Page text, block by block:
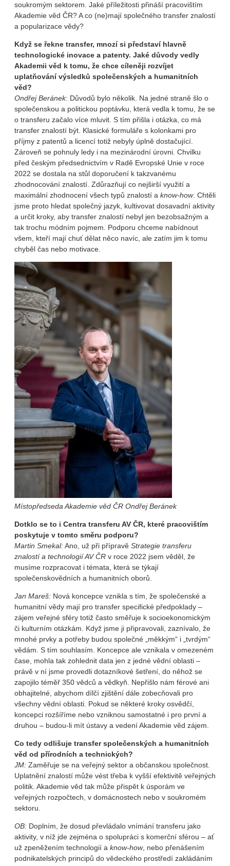
soukromým sektorem. Jaké příležitosti přináší pracovištím
Akademie věd ČR? A co (ne)mají společného transfer znalostí
a popularizace vědy?
Když se řekne transfer, mnozí si představí hlavně
technologické inovace a patenty. Jaké důvody vedly
Akademii věd k tomu, že chce cíleněji rozvíjet
uplatňování výsledků společenských a humanitních
věd?
Ondřej Beránek: Důvodů bylo několik. Na jedné straně šlo o
společenskou a politickou poptávku, která vedla k tomu, že se
o transferu začalo více mluvit. S tím přišla i otázka, co má
transfer znalostí být. Klasické formuláře s kolonkami pro
příjmy z patentů a licencí totiž nebyly úplně dostačující.
Zároveň se pohnuly ledy i na mezinárodní úrovni. Chvilku
před českým předsednictvím v Radě Evropské Unie v roce
2022 se dostala na stůl doporučení k takzvanému
zhodnocování znalostí. Zdůrazňují co nejširší využití a
maximální zhodnocení všech typů znalostí a know-how. Chtěli
jsme proto hledat společný jazyk, kultivovat dosavadní aktivity
a určit kroky, aby transfer znalostí nebyl jen bezobsažným a
tak trochu módním pojmem. Podporu chceme nabídnout
všem, kteří mají chuť dělat něco navíc, ale zatím jim k tomu
chyběl čas nebo motivace.
Místopředseda Akademie věd ČR Ondřej Beránek
Dotklo se to i Centra transferu AV ČR, které pracovištím
poskytuje v tomto směru podporu?
Martin Smekal:Ano, už při přípravě Strategie transferu
znalostí a technologií AV ČR v roce 2022 jsem věděl, že
musíme rozpracovat i témata, která se týkají
společenskovědních a humanitních oborů.
Jan Mareš: Nová koncepce vznikla s tím, že společenské a
humanitní vědy mají pro transfer specifické předpoklady –
zájem veřejné sféry totiž často směřuje k socioekonomickým
či kulturním otázkám. Když jsme ji připravovali, zaznívalo, že
mnohé prvky a potřeby budou společné „měkkým“ i „tvrdým“
vědám. S tím souhlasím. Koncepce ale vznikala v omezeném
čase, mohla tak zohlednit data jen z jedné vědní oblasti –
právě v ní jsme provedli dotazníkové šetření, do něhož se
zapojilo téměř 350 vědců a vědkyň. Nepřišlo nám férové ani
obhajitelné, abychom dílčí zjištění dále zobecňovali pro
všechny vědní oblasti. Pokud se některé kroky osvědčí,
koncepci rozšíříme nebo vzniknou samostatné i pro první a
druhou – budou-li mít ústavy a vedení Akademie věd zájem.
Co tedy odlišuje transfer společenských a humanitních
věd od přírodních a technických?
JM: Zaměřuje se na veřejný sektor a občanskou společnost.
Uplatnění znalostí může vést třeba k vyšší efektivitě veřejných
politik. Akademie věd tak může přispět k úsporám ve
veřejných rozpočtech, v domácnostech nebo v soukromém
sektoru.
OB: Doplním, že dosud převládalo vnímání transferu jako
aktivity, v níž jde zejména o spolupráci s komerční sférou – ať
už zpeněžením technologií a know-how, nebo přenášením
podnikatelských principů do vědeckého prostředí zakládáním